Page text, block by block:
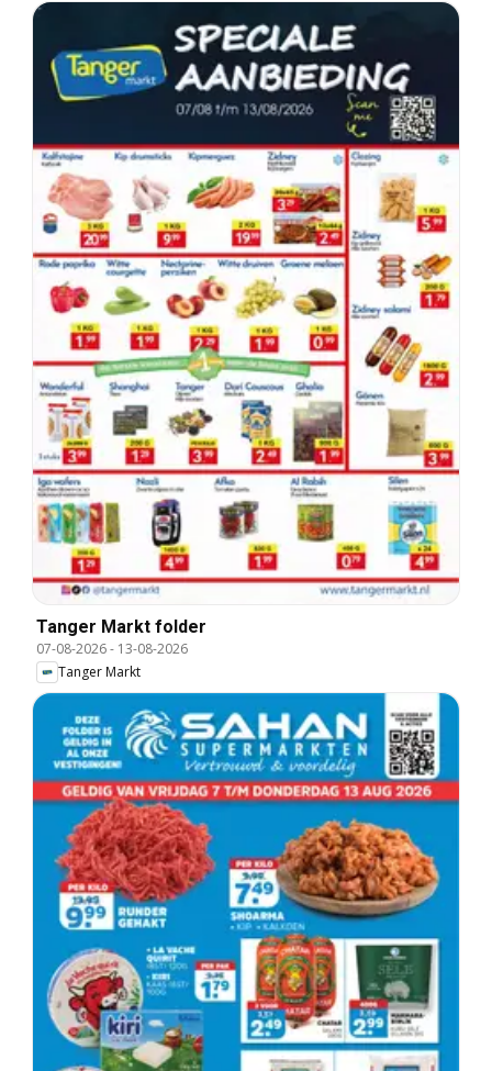
Tanger Markt folder
07-08-2026- 13-08-2026
Tanger Markt